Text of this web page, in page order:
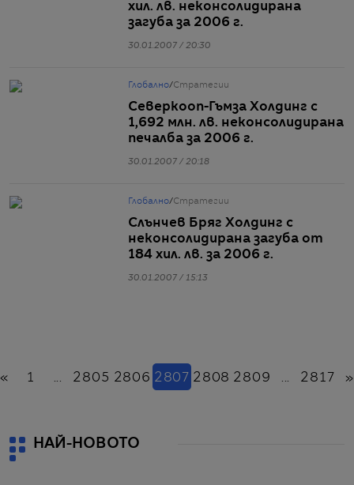
хил. лв. неконсолидирана
загуба за 2006 г.
30.01.2007 / 20:30
Глобално/Стратегии
Северкооп-Гъмза Холдинг с
1,692 млн. лв. неконсолидирана
печалба за 2006 г.
30.01.2007 / 20:18
Глобално/Стратегии
Слънчев Бряг Холдинг с
неконсолидирана загуба от
184 хил. лв. за 2006 г.
30.01.2007 / 15:13
«Назад
1 ... 2805 2806 2807 (настоящ)
2808 2809 ... 2817 »
НАЙ-НОВОТО